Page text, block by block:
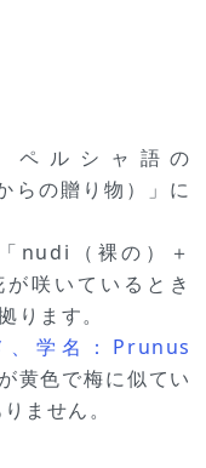
ペルシャ語の
らの贈り物）」に
nudi（裸の）＋
咲いているとき
ります。
、学名：Prunus
黄色で梅に似てい
ません。